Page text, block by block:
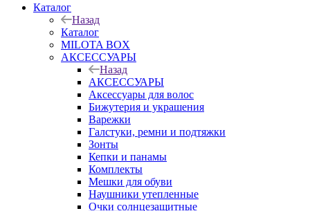
Каталог
Назад
Каталог
MILOTA BOX
АКСЕССУАРЫ
Назад
АКСЕССУАРЫ
Аксессуары для волос
Бижутерия и украшения
Варежки
Галстуки, ремни и подтяжки
Зонты
Кепки и панамы
Комплекты
Мешки для обуви
Наушники утепленные
Очки солнцезащитные